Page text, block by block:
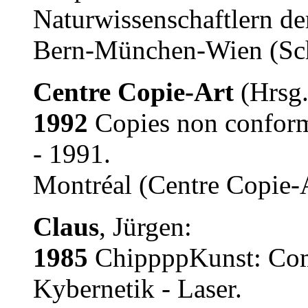
Naturwissenschaftlern
Bern-München-Wien
Centre Copie-Art
1992 Copies non
- 1991.
Montréal (Centre
Claus, Jürgen:
1985 ChippppKunst:
Kybernetik - Laser.